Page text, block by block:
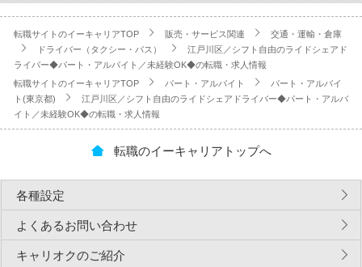
転職サイトのイーキャリアTOP 販売・サービス関連
交通・運輸・倉庫
ドライバー（タクシー・バス）
江戸川区／シフト自由のライドシェアド
ライバー◆パート・アルバイト／未経験OK◆の転職・求人情報
転職サイトのイーキャリアTOP
パート・アルバイト
パート・アルバイ
ト(東京都)
江戸川区／シフト自由のライドシェアドライバー◆パート・アルバ
イト／未経験OK◆の転職・求人情報
転職のイーキャリアトップへ
各種設定
よくあるお問い合わせ
キャリオクのご紹介